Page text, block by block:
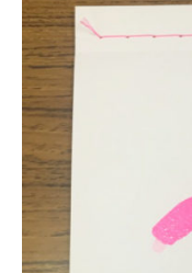
おすすめ特集
読みもの
イベント・ワークショップ
ギャラリー
おしらせ